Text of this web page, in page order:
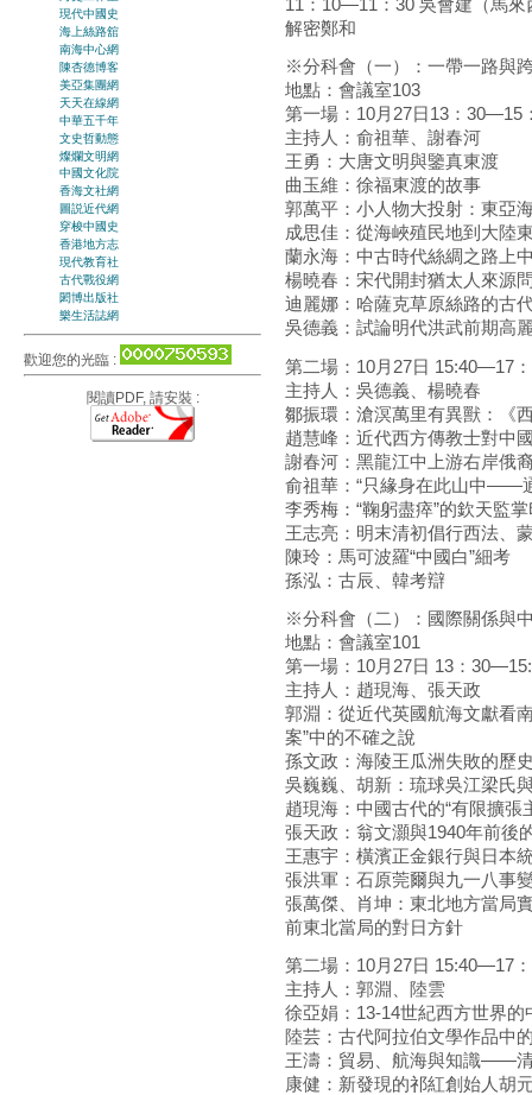
11：10—11：30 吳會建（馬來
解密鄭和
※分科會（一）：一帶一路與
地點：會議室103
第一場：10月27日13：30—15
主持人：俞祖華、謝春河
王勇：大唐文明與鑒真東渡
曲玉維：徐福東渡的故事
郭萬平：小人物大投射：東亞
成思佳：從海峽殖民地到大
蘭永海：中古時代絲綢之路上
楊曉春：宋代開封猶太人來源
迪麗娜：哈薩克草原絲路的
吳德義：試論明代洪武前期高
第二場：10月27日 15:40—17
主持人：吳德義、楊曉春
鄒振環：滄溟萬里有異獸：《
趙慧峰：近代西方傳教士對中
謝春河：黑龍江中上游右岸俄
俞祖華：“只緣身在此山中——
李秀梅：“鞠躬盡瘁”的欽天監
王志亮：明末清初倡行西法、
陳玲：馬可波羅“中國白”細考
孫泓：古辰、韓考辯
※分科會（二）：國際關係與
地點：會議室101
第一場：10月27日 13：
主持人：趙現海、張天政
郭淵：從近代英國航海文獻看
案”中的不確之說
孫文政：海陵王瓜洲失敗的歷
吳巍巍、胡新：琉球吳江梁氏
趙現海：中國古代的“有限擴張
張天政：翁文灝與1940年前後
王惠宇：橫濱正金銀行與日本
張洪軍：石原莞爾與九一八事
張萬傑、肖坤：東北地方當局
前東北當局的對日方針
第二場：10月27日 15:40—17
主持人：郭淵、陸雲
徐亞娟：13-14世紀西方世界的
陸芸：古代阿拉伯文學作品中
王濤：貿易、航海與知識——
康健：新發現的祁紅創始人胡
現代中國史
海上絲路舘
南海中心網
陳杏德博客
美亞集團網
天天在線網
中華五千年
文史哲動態
燦爛文明網
中國文化院
香海文社網
圖説近代網
穿梭中國史
香港地方志
現代教育社
古代戰役網
閎博出版社
樂生活誌網
歡迎您的光臨 :
閱讀PDF, 請安裝 :